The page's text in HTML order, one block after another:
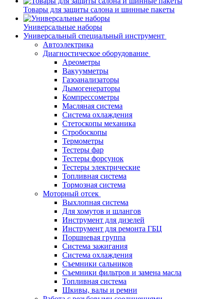
Товары для защиты салона и шинные пакеты
Универсальные наборы
Универсальный специальный инструмент
Автоэлектрика
Диагностическое оборудование
Ареометры
Вакуумметры
Газоанализаторы
Дымогенераторы
Компрессометры
Масляная система
Система охлаждения
Стетоскопы механика
Стробоскопы
Термометры
Тестеры фар
Тестеры форсунок
Тестеры электрические
Топливная система
Тормозная система
Моторный отсек
Выхлопная система
Для хомутов и шлангов
Инструмент для дизелей
Инструмент для ремонта ГБЦ
Поршневая группа
Система зажигания
Система охлаждения
Съемники сальников
Съемники фильтров и замена масла
Топливная система
Шкивы, валы и ремни